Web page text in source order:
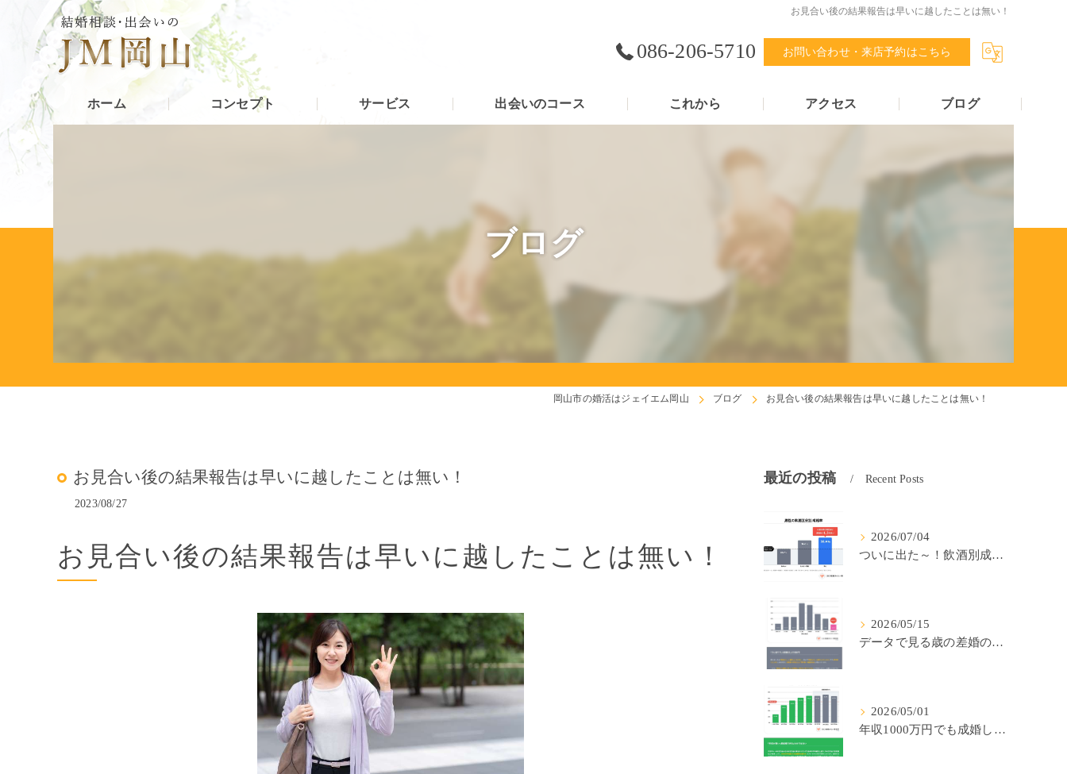
お見合い後の結果報告は早いに越したことは無い！
086-206-5710 お問い合わせ・来店予約はこちら
ホーム コンセプト サービス 出会いのコース これから アクセス ブログ
ブログ
岡山市の婚活はジェイエム岡山 ブログ お見合い後の結果報告は早いに越したことは無い！
お見合い後の結果報告は早いに越したことは無い！
2023/08/27
お見合い後の結果報告は早いに越したことは無い！
最近の投稿 Recent Posts
2026/07/04
ついに出た～！飲酒別成婚率(IBJ)！
2026/05/15
データで見る歳の差婚の確率の低さ。
2026/05/01
年収1000万円でも成婚しやすいとは限らない? 「年収帯別の成婚率」のリアル